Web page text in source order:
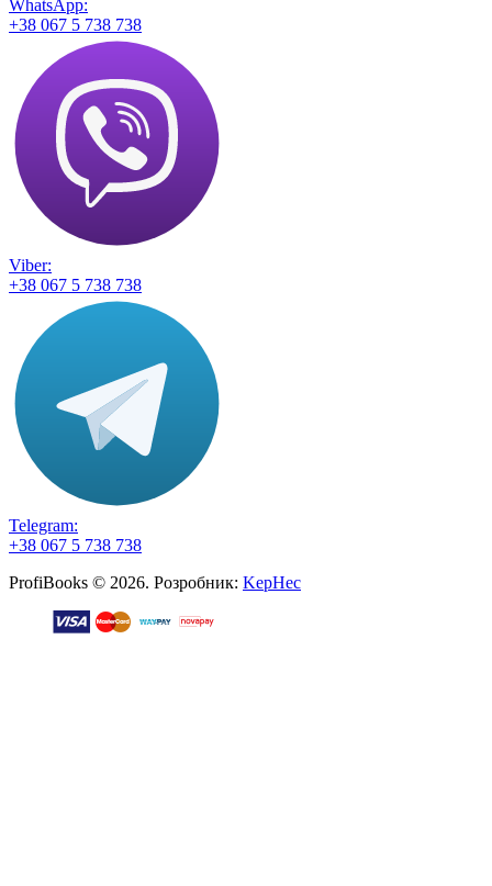
WhatsApp:
+38 067 5 738 738
Viber:
+38 067 5 738 738
Telegram:
+38 067 5 738 738
ProfiBooks © 2026. Розробник: KepHec